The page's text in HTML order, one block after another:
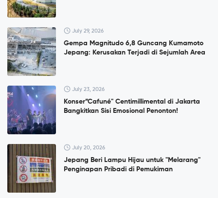
July 29, 2026
Gempa Magnitudo 6,8 Guncang Kumamoto
Jepang: Kerusakan Terjadi di Sejumlah Area
July 23, 2026
Konser”Cafuné" Centimillimental di Jakarta
Bangkitkan Sisi Emosional Penonton!
July 20, 2026
Jepang Beri Lampu Hijau untuk "Melarang"
Penginapan Pribadi di Pemukiman